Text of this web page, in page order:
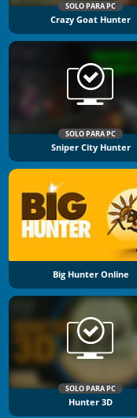
SOLO PARA PC
Crazy Goat Hunter
SOLO PARA PC
Sniper City Hunter
Big Hunter Online
SOLO PARA PC
Hunter 3D